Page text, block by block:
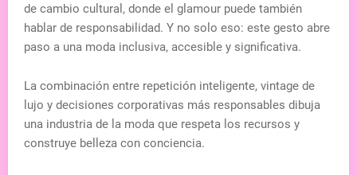
de cambio cultural, donde el glamour puede también
hablar de responsabilidad. Y no solo eso: este gesto abre
paso a una moda inclusiva, accesible y significativa.
La combinación entre repetición inteligente, vintage de
lujo y decisiones corporativas más responsables dibuja
una industria de la moda que respeta los recursos y
construye belleza con conciencia.